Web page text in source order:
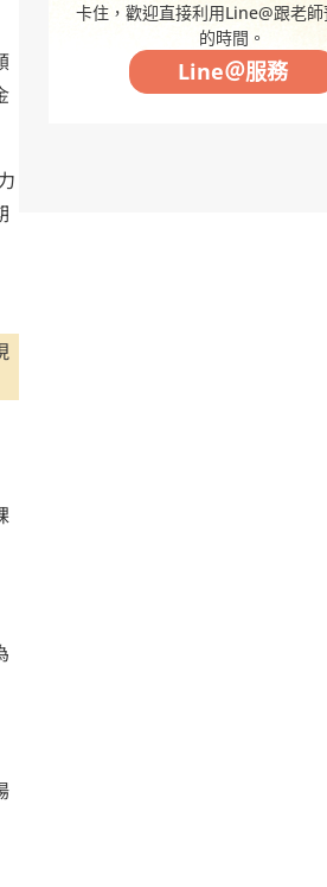
卡住，歡迎直接利用Line@跟老
的時間。
Line＠服務